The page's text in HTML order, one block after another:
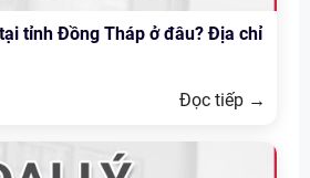
tỉnh Đồng Tháp ở đâu? Địa chỉ
Đọc tiếp →